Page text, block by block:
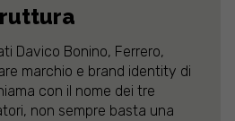
Davico Bonino, Ferrero,
marchio e brand identity di
con il nome dei tre
non sempre basta una